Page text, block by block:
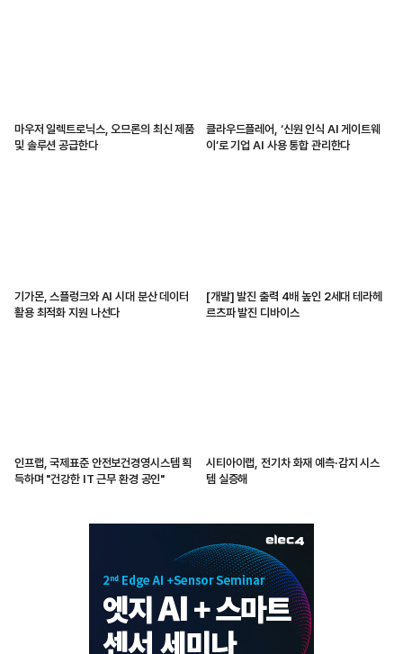
마우저 일렉트로닉스, 오므론의 최신 제품
및 솔루션 공급한다
클라우드플레어, ‘신원 인식 AI 게이트웨
이’로 기업 AI 사용 통합 관리한다
기가몬, 스플렁크와 AI 시대 분산 데이터
활용 최적화 지원 나선다
[개발] 발진 출력 4배 높인 2세대 테라헤
르츠파 발진 디바이스
인프랩, 국제표준 안전보건경영시스템 획
득하며 "건강한 IT 근무 환경 공인"
시티아이랩, 전기차 화재 예측·감지 시스
템 실증해